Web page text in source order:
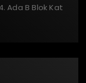
Ada B Blok Kat